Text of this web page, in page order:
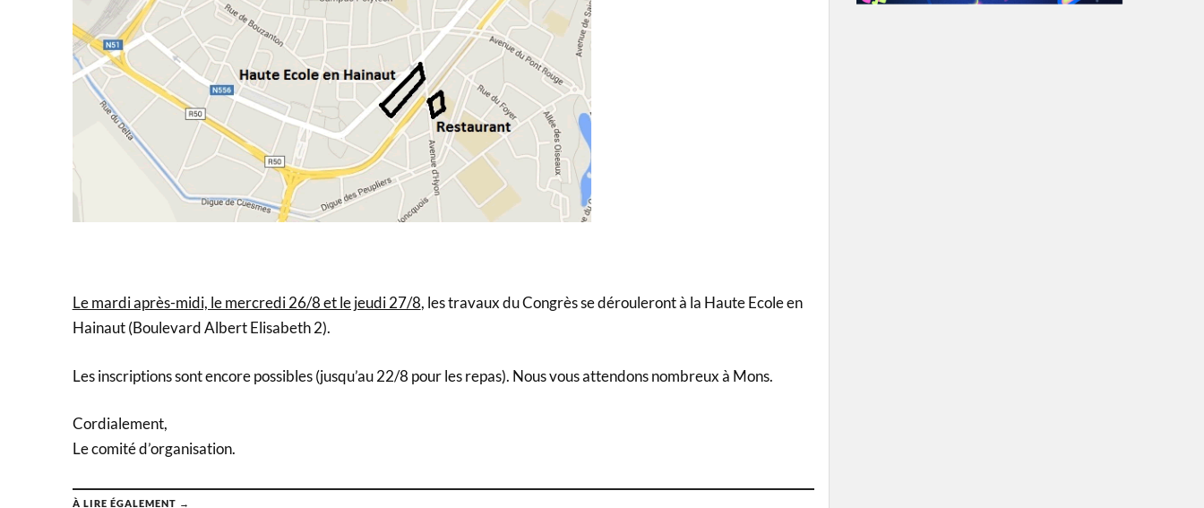
Le mardi après-midi, le mercredi 26/8 et le jeudi 27/8, les travaux du Congrès se dérouleront à la Haute Ecole en
Hainaut (Boulevard Albert Elisabeth 2).
Les inscriptions sont encore possibles (jusqu’au 22/8 pour les repas). Nous vous attendons nombreux à Mons.
Cordialement,
Le comité d’organisation.
À LIRE ÉGALEMENT →